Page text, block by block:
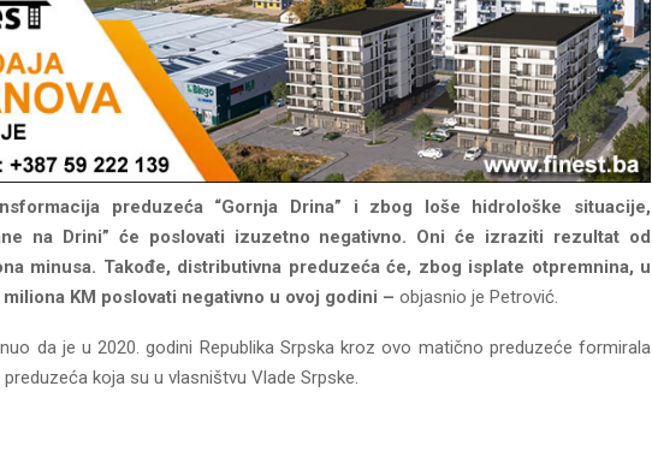
preduzeća “Gornja Drina” i zbog loše hidrološke situacije,
na Drini” će poslovati izuzetno negativno. Oni će izraziti rezultat od
minusa. Takođe, distributivna preduzeća će, zbog isplate otpremnina, u
KM poslovati negativno u ovoj godini – objasnio je Petrović.
da je u 2020. godini Republika Srpska kroz ovo matično preduzeće formirala
koja su u vlasništvu Vlade Srpske.